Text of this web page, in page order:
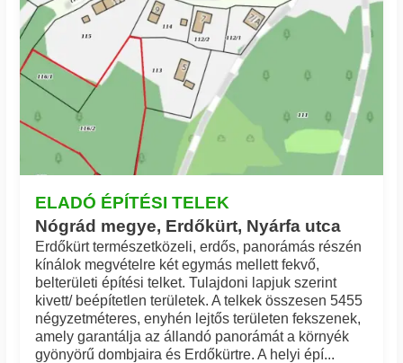
ELADÓ ÉPÍTÉSI TELEK
Nógrád megye, Erdőkürt, Nyárfa utca
Erdőkürt természetközeli, erdős, panorámás részén
kínálok megvételre két egymás mellett fekvő,
belterületi építési telket. Tulajdoni lapjuk szerint
kivett/ beépítetlen területek. A telkek összesen 5455
négyzetméteres, enyhén lejtős területen fekszenek,
amely garantálja az állandó panorámát a környék
gyönyörű dombjaira és Erdőkürtre. A helyi épí...